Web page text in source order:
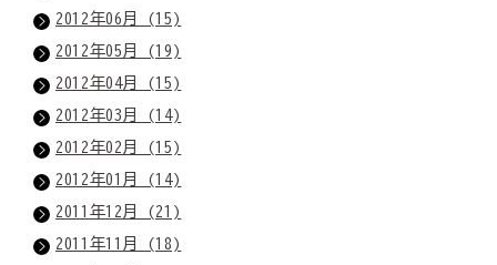
2012年06月 (15)
2012年05月 (19)
2012年04月 (15)
2012年03月 (14)
2012年02月 (15)
2012年01月 (14)
2011年12月 (21)
2011年11月 (18)